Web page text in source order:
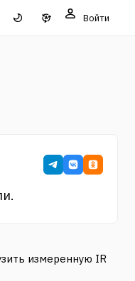
Войти
измеренную IR